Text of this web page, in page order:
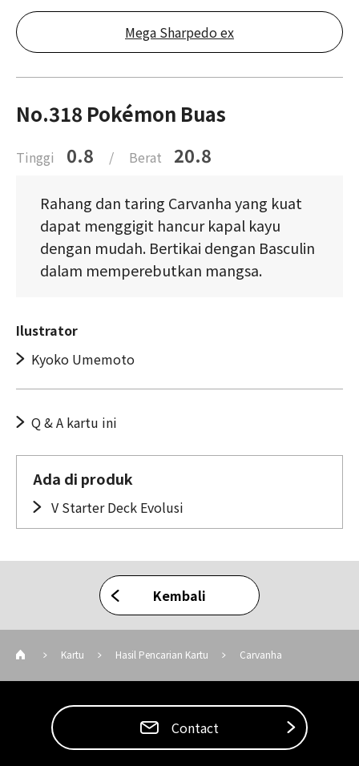
Mega Sharpedo ex
No.318 Pokémon Buas
Tinggi 0.8 / Berat 20.8
Rahang dan taring Carvanha yang kuat
dapat menggigit hancur kapal kayu
dengan mudah. Bertikai dengan Basculin
dalam memperebutkan mangsa.
Ilustrator
Kyoko Umemoto
Q & A kartu ini
Ada di produk
V Starter Deck Evolusi
Kembali
Kartu Hasil Pencarian Kartu Carvanha
Contact